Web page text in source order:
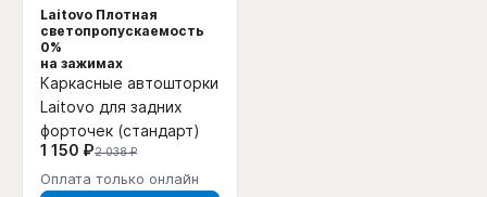
Laitovo Плотная
светопропускаемость
0%
на зажимах
Каркасные автошторки
Laitovo для задних
форточек (стандарт)
1 150 ₽2 038 ₽
Оплата только онлайн